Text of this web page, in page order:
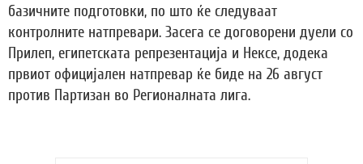
базичните подготовки, по што ќе следуваат
контролните натпревари. Засега се договорени дуели со
Прилеп, египетската репрезентација и Нексе, додека
првиот официјален натпревар ќе биде на 26 август
против Партизан во Регионалната лига.